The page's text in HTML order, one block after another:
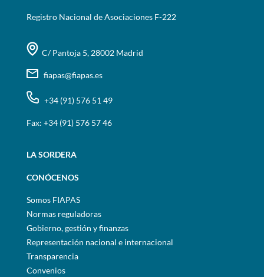
Registro Nacional de Asociaciones F-222
C/ Pantoja 5, 28002 Madrid
fiapas@fiapas.es
+34 (91) 576 51 49
Fax: +34 (91) 576 57 46
LA SORDERA
CONÓCENOS
Somos FIAPAS
Normas reguladoras
Gobierno, gestión y finanzas
Representación nacional e internacional
Transparencia
Convenios